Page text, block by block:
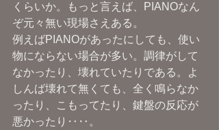
くらいか。もっと言えば、PIANOなん
ぞ元々無い現場さえある。
例えばPIANOがあったにしても、使い
物にならない場合が多い。調律がして
なかったり、壊れていたりである。よ
しんば壊れて無くても、全く鳴らなか
ったり、こもってたり、鍵盤の反応が
悪かったり‥‥。